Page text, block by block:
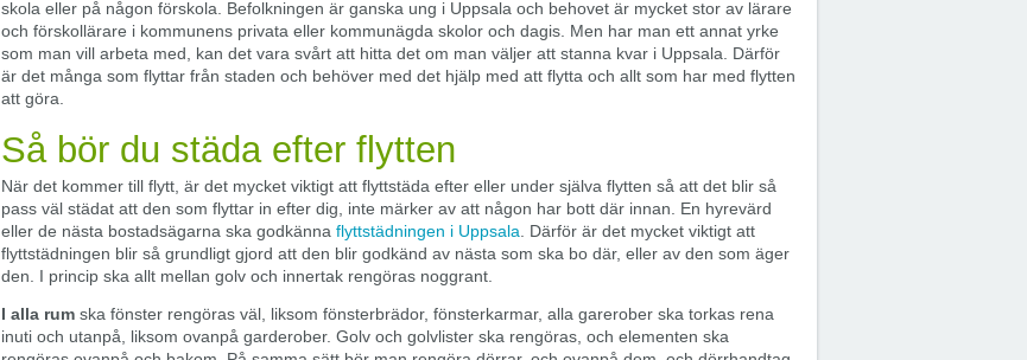
skola eller på någon förskola. Befolkningen är ganska ung i Uppsala och behovet är mycket stor av lärare
och förskollärare i kommunens privata eller kommunägda skolor och dagis. Men har man ett annat yrke
som man vill arbeta med, kan det vara svårt att hitta det om man väljer att stanna kvar i Uppsala. Därför
är det många som flyttar från staden och behöver med det hjälp med att flytta och allt som har med flytten
att göra.
Så bör du städa efter flytten
När det kommer till flytt, är det mycket viktigt att flyttstäda efter eller under själva flytten så att det blir så
pass väl städat att den som flyttar in efter dig, inte märker av att någon har bott där innan. En hyrevärd
eller de nästa bostadsägarna ska godkänna flyttstädningen i Uppsala . Därför är det mycket viktigt att
flyttstädningen blir så grundligt gjord att den blir godkänd av nästa som ska bo där, eller av den som äger
den. I princip ska allt mellan golv och innertak rengöras noggrant.
I alla rum ska fönster rengöras väl, liksom fönsterbrädor, fönsterkarmar, alla garerober ska torkas rena
inuti och utanpå, liksom ovanpå garderober. Golv och golvlister ska rengöras, och elementen ska